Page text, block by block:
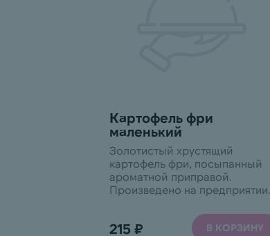
Картофель фри
маленький
Золотистый хрустящий
картофель фри, посыпанный
ароматной приправой.
Произведено на предприятии,
арахис, кунжут, моллюски,
молоко, орехи, ракообразные,
215 ₽ В КОРЗИНУ